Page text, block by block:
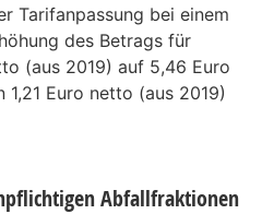
Tarifanpassung bei einem
des Betrags für
(aus 2019) auf 5,46 Euro
Euro netto (aus 2019)
Abfallfraktionen